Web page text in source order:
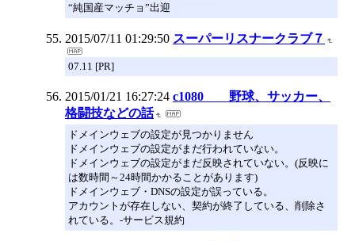
“純国産マッチョ”出迎
2015/07/11 01:29:50 スーパーリスナークラブ７
07.11 [PR]
2015/01/21 16:27:24 c1080 野球、サッカー、
格闘技などの話
ドメインウェブの設定が見つかりません
ドメインウェブの設定がまだ行われていない。
ドメインウェブの設定がまだ反映されていない。(反映に
は数時間～24時間かかることがあります)
ドメインウェブ・DNSの設定が誤っている。
アカウントが存在しない、契約が終了している、削除さ
れている。-サービス規約